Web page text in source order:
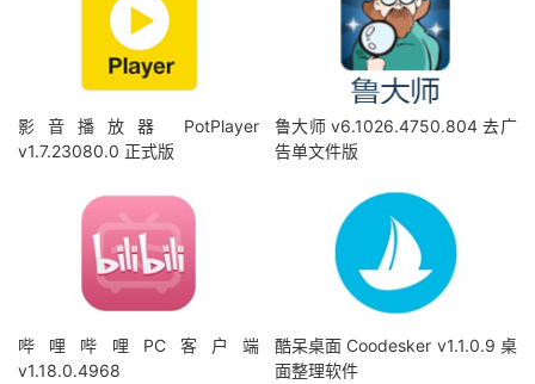
影音播放器 PotPlayer
v1.7.23080.0 正式版
鲁大师 v6.1026.4750.804 去广
告单文件版
哔哩哔哩PC客户端
v1.18.0.4968
酷呆桌面 Coodesker v1.1.0.9 桌
面整理软件